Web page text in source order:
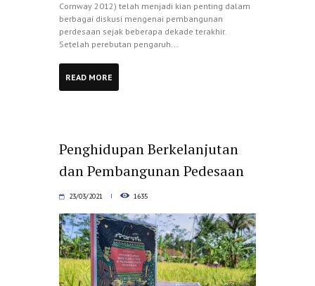
Cornway 2012) telah menjadi kian penting dalam
berbagai diskusi mengenai pembangunan
perdesaan sejak beberapa dekade terakhir.
Setelah perebutan pengaruh...
READ MORE
Penghidupan Berkelanjutan
dan Pembangunan Pedesaan
23/03/2021 1635